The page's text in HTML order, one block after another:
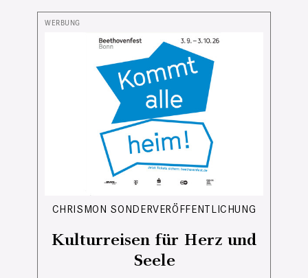
CHRISMON SONDERVERÖFFENTLICHUNG
Kulturreisen für Herz und
Seele